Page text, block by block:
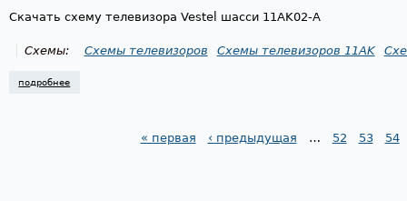
Скачать схему телевизора Vestel шасси 11AK02-A
Схемы: Схемы телевизоров Схемы телевизоров 11AK
подробнее
« первая ‹ предыдущая … 52 53 54